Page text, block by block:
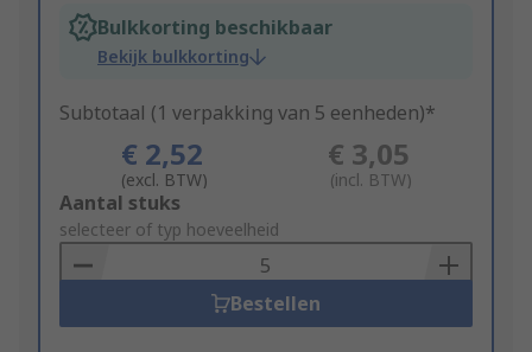
Bulkkorting beschikbaar
Bekijk bulkkorting
Subtotaal (1 verpakking van 5 eenheden)*
€ 2,52
(excl. BTW)
€ 3,05
(incl. BTW)
Add
to
Basket
Aantal stuks
selecteer of typ hoeveelheid
Bestellen